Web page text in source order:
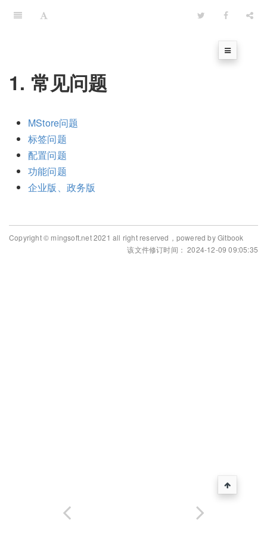
1. 常见问题
MStore问题
标签问题
配置问题
功能问题
企业版、政务版
Copyright © mingsoft.net 2021 all right reserved，powered by Gitbook
该文件修订时间： 2024-12-09 09:05:35